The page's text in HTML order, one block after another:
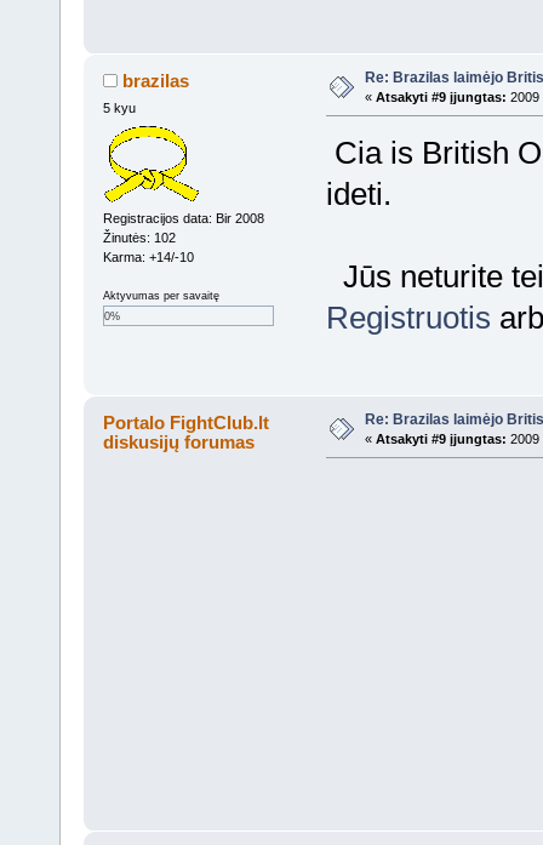
brazilas
5 kyu
Registracijos data: Bir 2008
Žinutės: 102
Karma: +14/-10
Aktyvumas per savaitę
0%
Re: Brazilas laimėjo
« Atsakyti #9 įjungtas: 2009
Cia is British
ideti.
Jūs neturite
Registruotis
Portalo FightClub.lt
diskusijų forumas
Re: Brazilas laimėjo
« Atsakyti #9 įjungtas: 2009